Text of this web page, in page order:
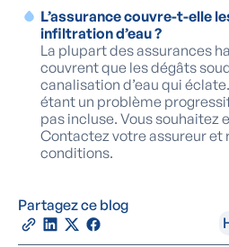
L’assurance couvre-t-elle
infiltration d’eau ?
La plupart des assurances
couvrent que les dégâts
canalisation d’eau qui
étant un problème
pas incluse. Vous souhaitez
Contactez votre assureur et
conditions.
Partagez ce blog